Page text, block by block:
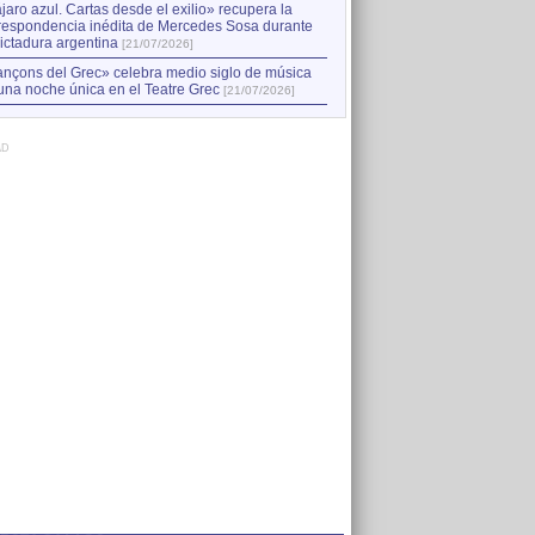
azul. Cartas desde el exilio» recupera la
inédita de Mercedes Sosa durante
argentina [21/07/2026]
del Grec» celebra medio siglo de música
noche única en el Teatre Grec [21/07/2026]